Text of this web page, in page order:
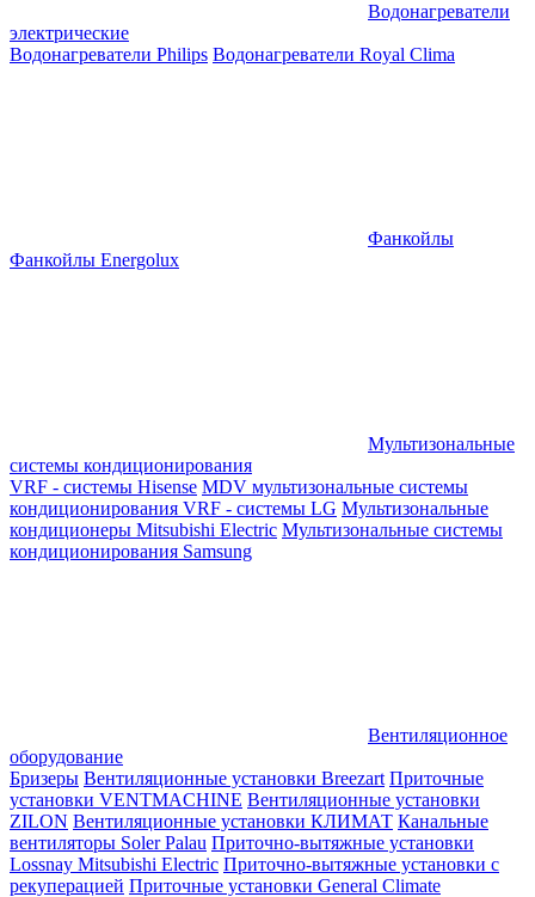
Водонагреватели
электрические
Водонагреватели Philips Водонагреватели Royal Clima
Фанкойлы
Фанкойлы Energolux
Мультизональные
системы кондиционирования
VRF - системы Hisense MDV мультизональные системы
кондиционирования VRF - системы LG Мультизональные
кондиционеры Mitsubishi Electric Мультизональные системы
кондиционирования Samsung
Вентиляционное
оборудование
Бризеры Вентиляционные установки Breezart Приточные
установки VENTMACHINE Вентиляционные установки
ZILON Вентиляционные установки КЛИМАТ Канальные
вентиляторы Soler Palau Приточно-вытяжные установки
Lossnay Mitsubishi Electric Приточно-вытяжные установки с
рекуперацией Приточные установки General Climate